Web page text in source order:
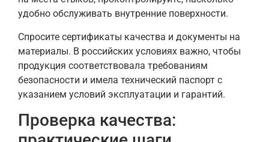
удобно обслуживать внутренние поверхности.
Спросите сертификаты качества и документы на
материалы. В российских условиях важно, чтобы
продукция соответствовала требованиям
безопасности и имела технический паспорт с
указанием условий эксплуатации и гарантий.
Проверка качества: